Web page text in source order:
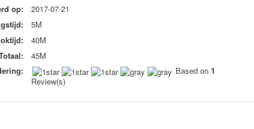
op:
2017-07-21
5M
40M
45M
Based on 1
Review(s)